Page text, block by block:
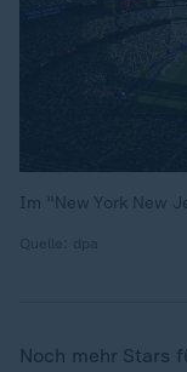
Im "New York New
Noch mehr Stars